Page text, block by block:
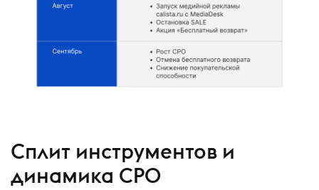
Сплит инструментов и
динамика CPO